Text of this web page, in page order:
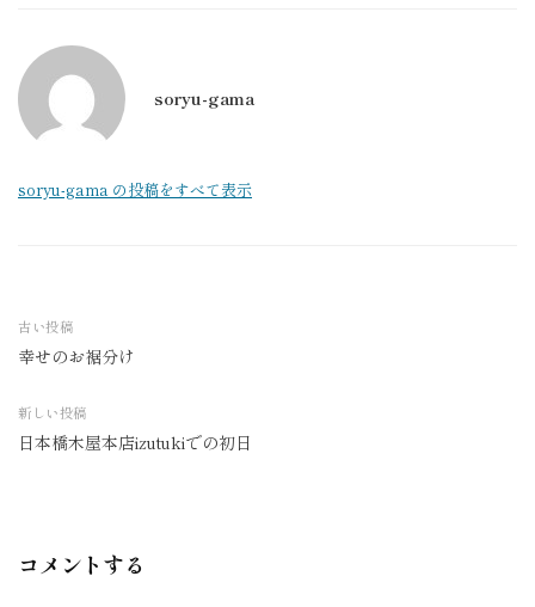
soryu-gama
soryu-gama の投稿をすべて表示
投
ナ
ビ
ョ
古い投稿
幸せのお裾分け
新しい投稿
日本橋木屋本店izutukiでの初日
コメントする